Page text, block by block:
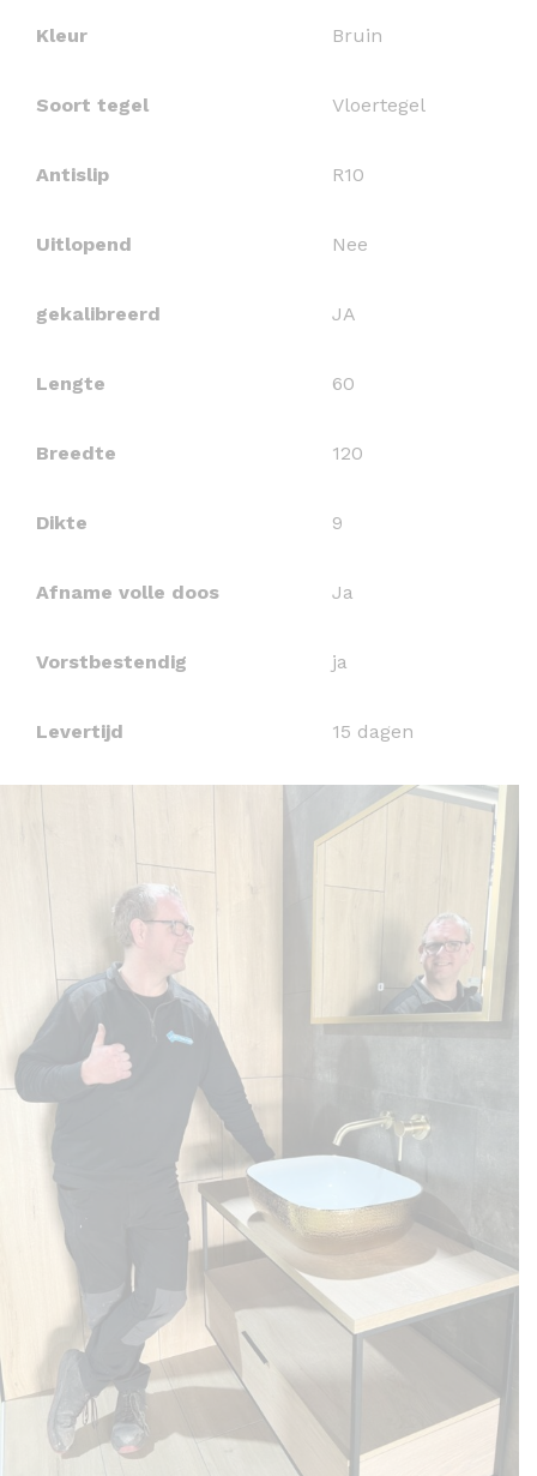
Kleur Bruin
Soort tegel Vloertegel
Antislip R10
Uitlopend Nee
gekalibreerd JA
Lengte 60
Breedte 120
Dikte 9
Afname volle doos Ja
Vorstbestendig ja
Levertijd 15 dagen